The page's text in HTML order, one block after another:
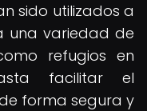
sido utilizados a
una variedad de
refugios en
facilitar el
forma segura y